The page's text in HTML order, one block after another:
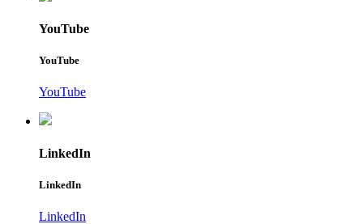
YouTube
YouTube
YouTube
LinkedIn
LinkedIn
LinkedIn